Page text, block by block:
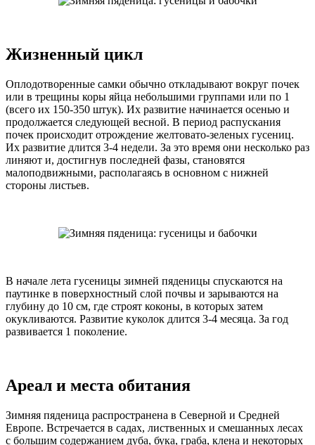
Жизненный цикл
Оплодотворенные самки обычно откладывают вокруг почек
или в трещины коры яйца небольшими группами или по 1
(всего их 150-350 штук). Их развитие начинается осенью и
продолжается следующей весной. В период распускания
почек происходит отрождение желтовато-зеленых гусениц.
Их развитие длится 3-4 недели. За это время они несколько раз
линяют и, достигнув последней фазы, становятся
малоподвижными, располагаясь в основном с нижней
стороны листьев.
В начале лета гусеницы зимней пяденицы спускаются на
паутинке в поверхностный слой почвы и зарываются на
глубину до 10 см, где строят коконы, в которых затем
окукливаются. Развитие куколок длится 3-4 месяца. За год
развивается 1 поколение.
Ареал и места обитания
Зимняя пяденица распространена в Северной и Средней
Европе. Встречается в садах, лиственных и смешанных лесах
с большим содержанием дуба, бука, граба, клена и некоторых